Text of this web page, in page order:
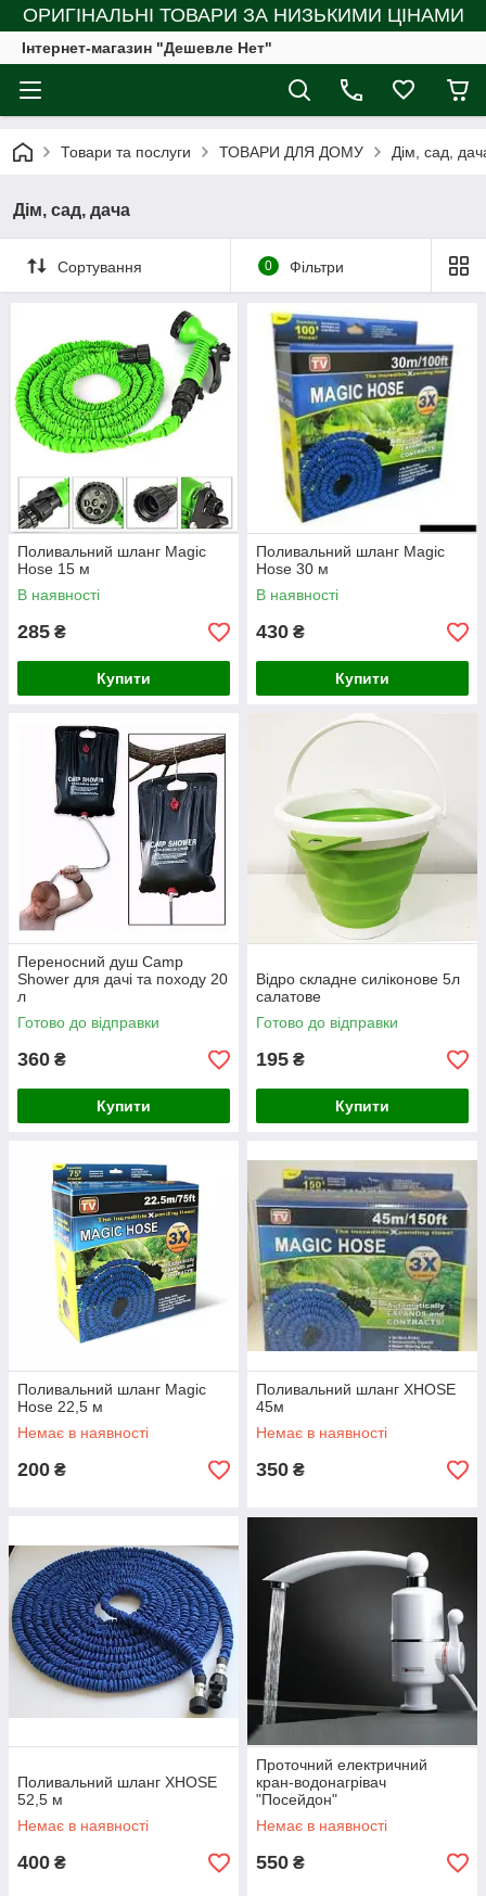
ОРИГІНАЛЬНІ ТОВАРИ ЗА НИЗЬКИМИ ЦІНАМИ
Інтернет-магазин "Дешевле Нет"
Товари та послуги ТОВАРИ ДЛЯ ДОМУ Дім, сад,
Дім, сад, дача
Сортування 0 Фільтри
Поливальний шланг Magic
Hose 15 м
В наявності
285 ₴
Купити
Поливальний шланг Magic
Hose 30 м
В наявності
430 ₴
Купити
Переносний душ Camp
Shower для дачі та походу 20
л
Готово до відправки
360 ₴
Купити
Відро складне силіконове 5л
салатове
Готово до відправки
195 ₴
Купити
Поливальний шланг Magic
Hose 22,5 м
Немає в наявності
200 ₴
Поливальний шланг XHOSE
45м
Немає в наявності
350 ₴
Поливальний шланг XHOSE
52,5 м
Немає в наявності
400 ₴
Проточний електричний
кран-водонагрівач
"Посейдон"
Немає в наявності
550 ₴